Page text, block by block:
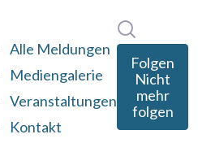
Alle Meldungen
Mediengalerie
Veranstaltungen
Kontakt
Folgen
Nicht
mehr
folgen